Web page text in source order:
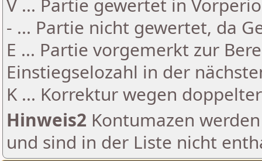
V ... Partie gewertet in
- ... Partie nicht gewertet, da
E ... Partie vorgemerkt zur
Einstiegselozahl in der
K ... Korrektur wegen
Hinweis2 Kontumazen
und sind in der Liste nicht